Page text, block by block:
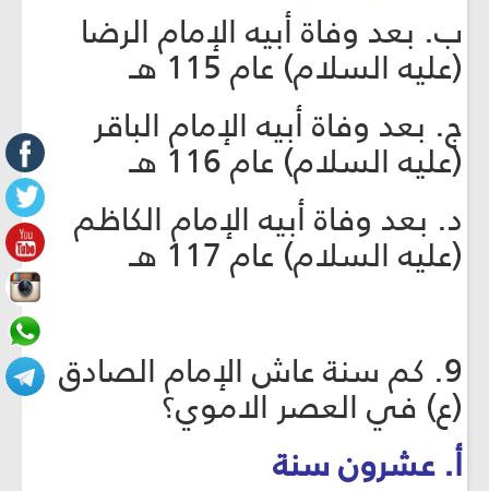
ب. بعد وفاة أبيه الإمام الرضا
(عليه السلام) عام 115 هـ
ج. بعد وفاة أبيه الإمام الباقر
(عليه السلام) عام 116 هـ
د. بعد وفاة أبيه الإمام الكاظم
(عليه السلام) عام 117 هـ
9. كم سنة عاش الإمام الصادق
(ع) في العصر الاموي؟
أ. عشرون سنة